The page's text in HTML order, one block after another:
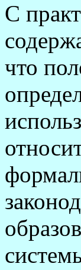
С
что